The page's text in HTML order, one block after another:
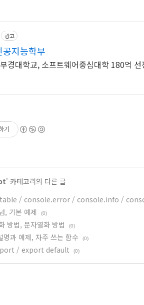
광고
지능학부
경대학교, 소프트웨어중심대학 180억
기
' 카테고리의 다른 글
/ console.error / console.info /
기본 예제 (0)
방법, 문자열화 방법 (0)
과 예제, 자주 쓰는 함수 (0)
/ export default (0)